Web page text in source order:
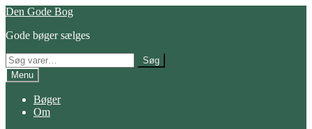
Spring
navigation
Spring
indhold
Den Gode Bog
Gode bøger sælges
Søg
efter:
Søg
Menu
Bøger
Om